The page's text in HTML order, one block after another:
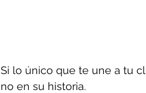
Si lo único que te une a tu
no en su historia.